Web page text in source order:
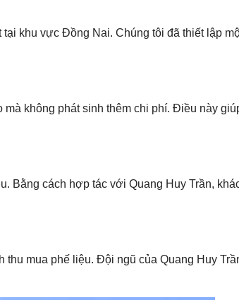
khu vực Đồng Nai. Chúng tôi đã thiết lập
không phát sinh thêm chi phí. Điều này
Bằng cách hợp tác với Quang Huy Trần,
mua phế liệu. Đội ngũ của Quang Huy